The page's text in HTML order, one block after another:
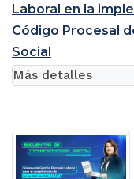
Laboral en la
Código Procesal
Social
Más detalles